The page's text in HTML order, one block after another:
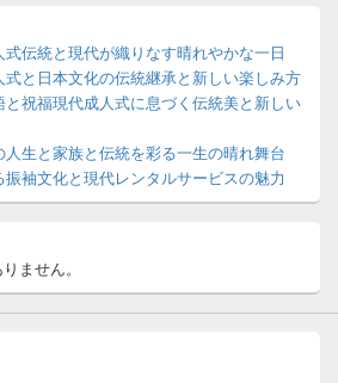
伝統と現代が織りなす晴れやかな一日
と日本文化の伝統継承と新しい楽しみ方
祝福現代成人式に息づく伝統美と新しい
生と家族と伝統を彩る一生の晴れ舞台
袖文化と現代レンタルサービスの魅力
ません。